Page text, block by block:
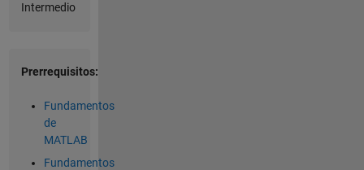
Intermedio
Prerrequisitos:
Fundamentos
de
MATLAB
Fundamentos